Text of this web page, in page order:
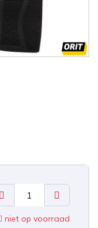
niet op voorraad